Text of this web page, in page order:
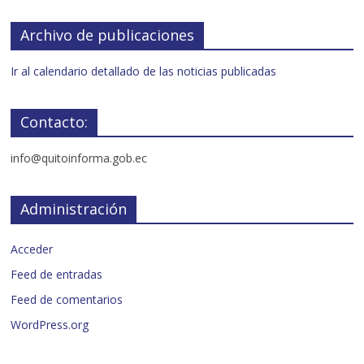
Archivo de publicaciones
Ir al calendario detallado de las noticias publicadas
Contacto:
info@quitoinforma.gob.ec
Administración
Acceder
Feed de entradas
Feed de comentarios
WordPress.org